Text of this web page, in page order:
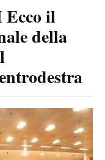
il
della